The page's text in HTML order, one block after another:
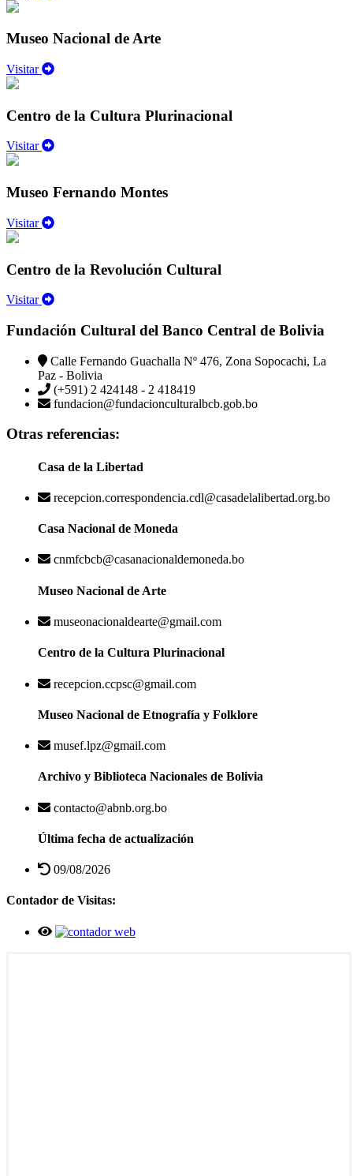
Museo Nacional de Arte
Visitar
Centro de la Cultura Plurinacional
Visitar
Museo Fernando Montes
Visitar
Centro de la Revolución Cultural
Visitar
Fundación Cultural del Banco Central de Bolivia
Calle Fernando Guachalla Nº 476, Zona Sopocachi, La
Paz - Bolivia
(+591) 2 424148 - 2 418419
fundacion@fundacionculturalbcb.gob.bo
Otras referencias:
Casa de la Libertad
recepcion.correspondencia.cdl@casadelalibertad.org.bo
Casa Nacional de Moneda
cnmfcbcb@casanacionaldemoneda.bo
Museo Nacional de Arte
museonacionaldearte@gmail.com
Centro de la Cultura Plurinacional
recepcion.ccpsc@gmail.com
Museo Nacional de Etnografía y Folklore
musef.lpz@gmail.com
Archivo y Biblioteca Nacionales de Bolivia
contacto@abnb.org.bo
Última fecha de actualización
09/08/2026
Contador de Visitas: